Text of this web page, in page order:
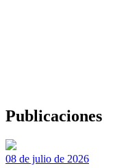
Publicaciones
08 de julio de 2026